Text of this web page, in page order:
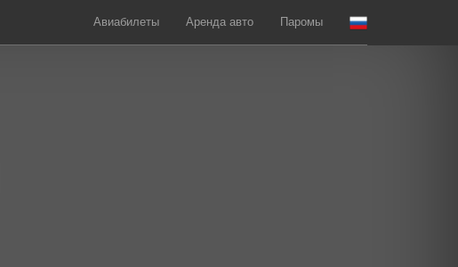
Авиабилеты Аренда авто Паромы